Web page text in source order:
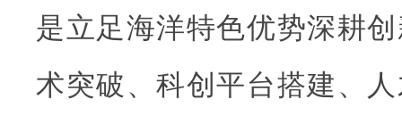
是立足海洋特色优势深耕
术突破、科创平台搭建、